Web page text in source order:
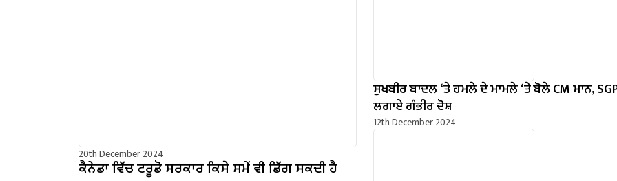
20th December 2024
ਕੈਨੇਡਾ ਵਿੱਚ ਟਰੂਡੋ ਸਰਕਾਰ ਕਿਸੇ ਸਮੇਂ ਵੀ ਡਿੱਗ ਸਕਦੀ ਹੈ
ਸੁਖਬੀਰ ਬਾਦਲ ‘ਤੇ ਹਮਲੇ ਦੇ ਮਾਮਲੇ ‘ਤੇ ਬੋਲੇ ​​CM ਮਾਨ,
ਲਗਾਏ ਗੰਭੀਰ ਦੋਸ਼
12th December 2024